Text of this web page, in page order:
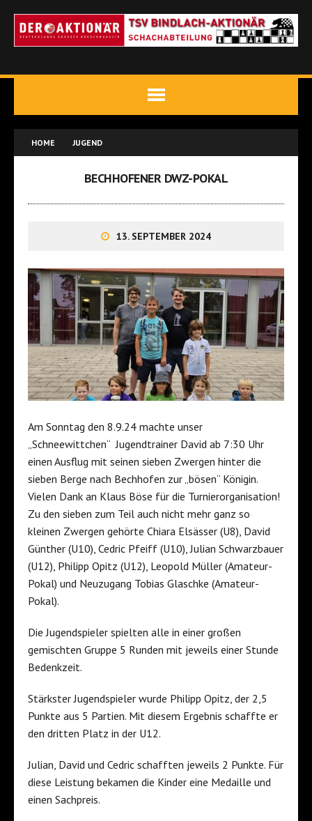
HOME JUGEND
BECHHOFENER DWZ-POKAL
13. SEPTEMBER 2024
Am Sonntag den 8.9.24 machte unser
„Schneewittchen“ Jugendtrainer David ab 7:30 Uhr
einen Ausflug mit seinen sieben Zwergen hinter die
sieben Berge nach Bechhofen zur „bösen“ Königin.
Vielen Dank an Klaus Böse für die Turnierorganisation!
Zu den sieben zum Teil auch nicht mehr ganz so
kleinen Zwergen gehörte Chiara Elsässer (U8), David
Günther (U10), Cedric Pfeiff (U10), Julian Schwarzbauer
(U12), Philipp Opitz (U12), Leopold Müller (Amateur-
Pokal) und Neuzugang Tobias Glaschke (Amateur-
Pokal).
Die Jugendspieler spielten alle in einer großen
gemischten Gruppe 5 Runden mit jeweils einer Stunde
Bedenkzeit.
Stärkster Jugendspieler wurde Philipp Opitz, der 2,5
Punkte aus 5 Partien. Mit diesem Ergebnis schaffte er
den dritten Platz in der U12.
Julian, David und Cedric schafften jeweils 2 Punkte. Für
diese Leistung bekamen die Kinder eine Medaille und
einen Sachpreis.